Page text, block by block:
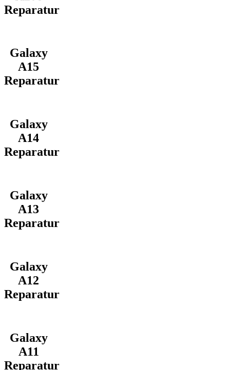
Reparatur
Galaxy
A15
Reparatur
Galaxy
A14
Reparatur
Galaxy
A13
Reparatur
Galaxy
A12
Reparatur
Galaxy
A11
Reparatur